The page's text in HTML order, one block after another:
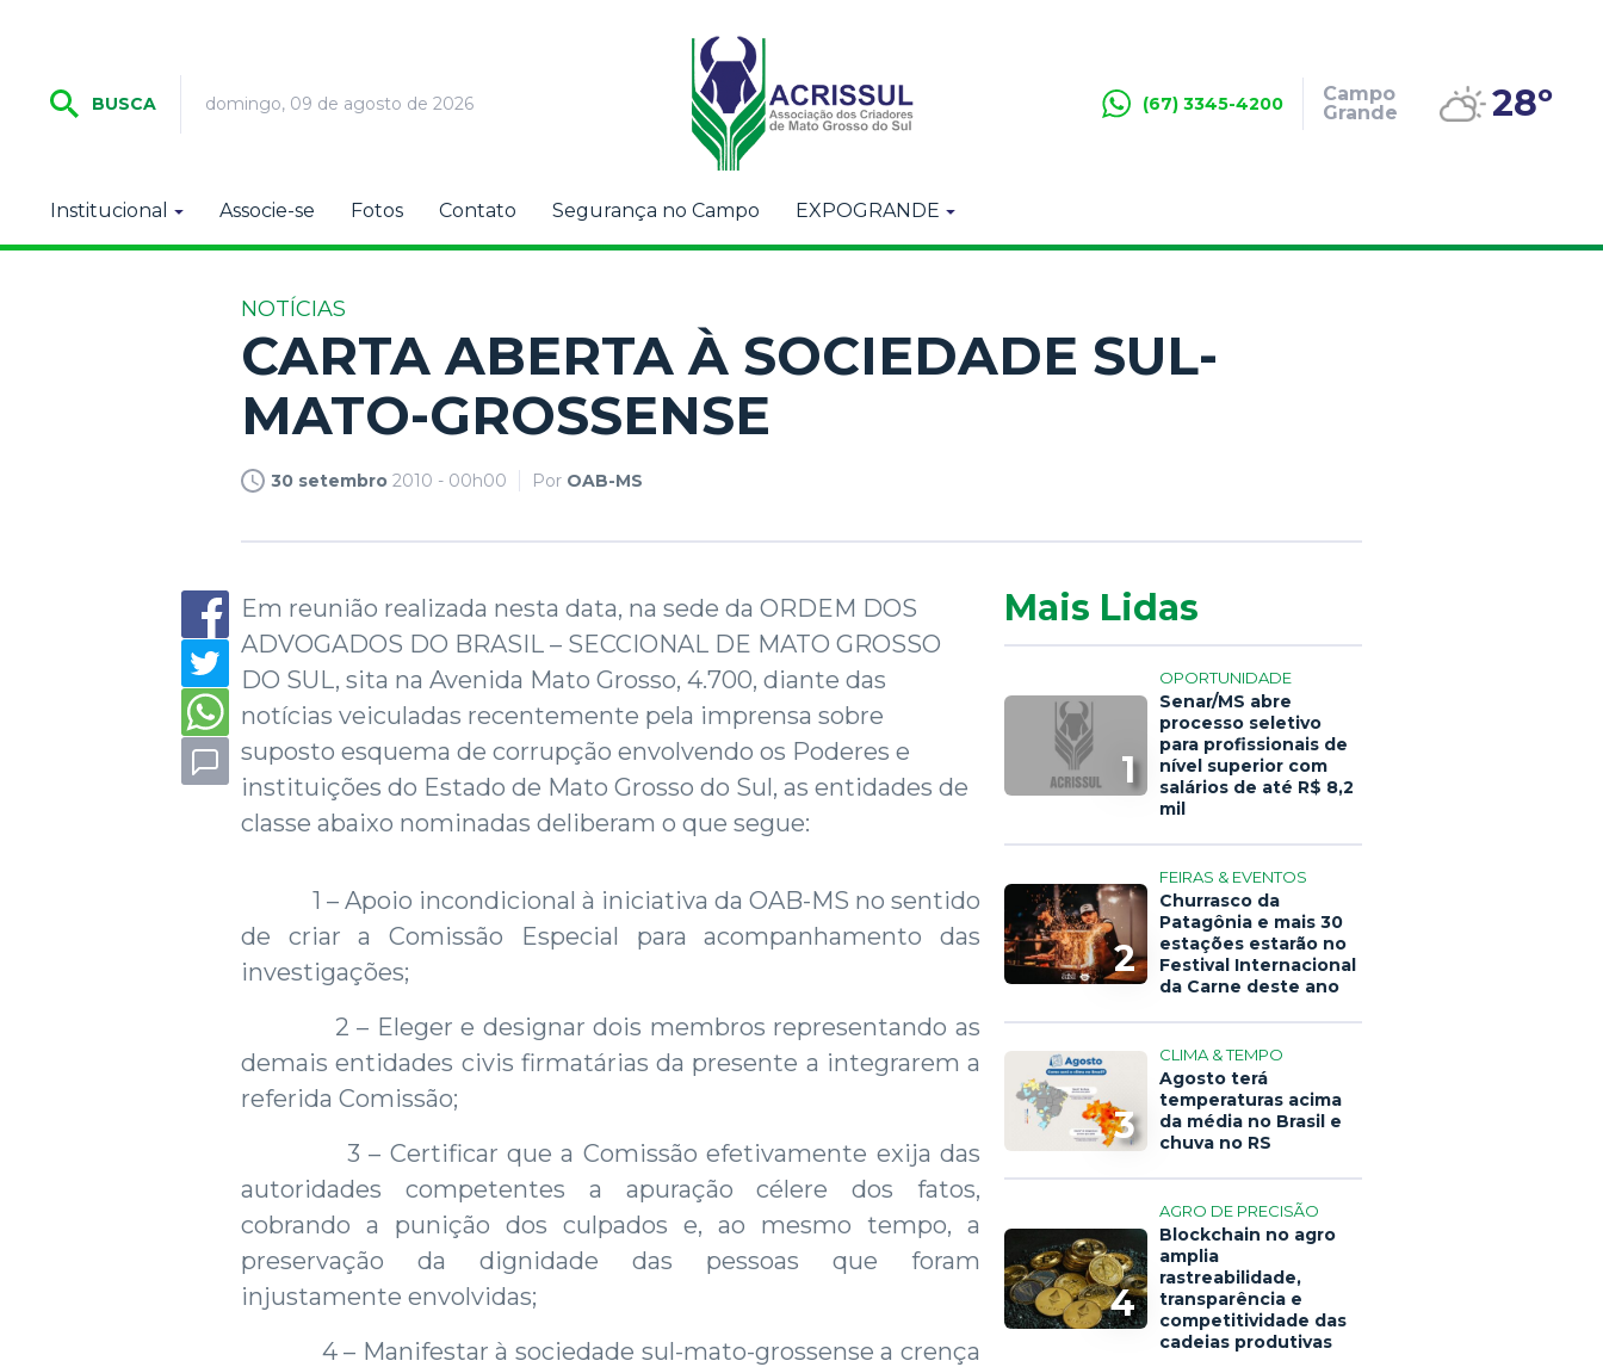
BUSCA domingo, 09 de agosto de 2026 (67) 3345-4200
Campo
Grande
28º
Institucional Associe-se Fotos Contato Segurança no Campo EXPOGRANDE
NOTÍCIAS
CARTA ABERTA À SOCIEDADE SUL-
MATO-GROSSENSE
30 setembro 2010 - 00h00 Por OAB-MS
Em reunião realizada nesta data, na sede da ORDEM DOS
ADVOGADOS DO BRASIL – SECCIONAL DE MATO GROSSO
DO SUL, sita na Avenida Mato Grosso, 4.700, diante das
notícias veiculadas recentemente pela imprensa sobre
suposto esquema de corrupção envolvendo os Poderes e
instituições do Estado de Mato Grosso do Sul, as entidades de
classe abaixo nominadas deliberam o que segue:
1 – Apoio incondicional à iniciativa da OAB-MS no sentido
de criar a Comissão Especial para acompanhamento das
investigações;
2 – Eleger e designar dois membros representando as
demais entidades civis firmatárias da presente a integrarem a
referida Comissão;
3 – Certificar que a Comissão efetivamente exija das
autoridades competentes a apuração célere dos fatos,
cobrando a punição dos culpados e, ao mesmo tempo, a
preservação da dignidade das pessoas que foram
injustamente envolvidas;
4 – Manifestar à sociedade sul-mato-grossense a crença
Mais Lidas
1
OPORTUNIDADE
Senar/MS abre
processo seletivo
para profissionais de
nível superior com
salários de até R$ 8,2
mil
2
FEIRAS & EVENTOS
Churrasco da
Patagônia e mais 30
estações estarão no
Festival Internacional
da Carne deste ano
3
CLIMA & TEMPO
Agosto terá
temperaturas acima
da média no Brasil e
chuva no RS
4
AGRO DE PRECISÃO
Blockchain no agro
amplia
rastreabilidade,
transparência e
competitividade das
cadeias produtivas